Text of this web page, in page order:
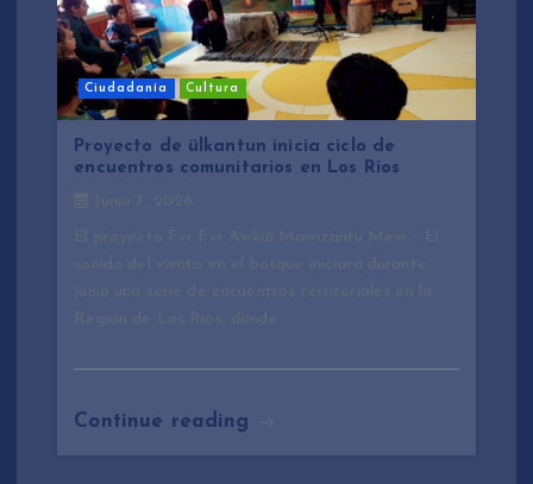
Ciudadanía Cultura
Proyecto de ülkantun inicia ciclo de
encuentros comunitarios en Los Ríos
Continue reading